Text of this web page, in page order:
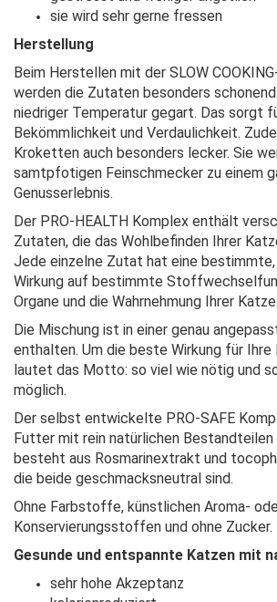
sie wird sehr gerne fressen
Herstellung
Beim Herstellen mit der SLOW
werden die Zutaten besonders
niedriger Temperatur gegart. Das sorgt
Bekömmlichkeit und Verdaulichkeit.
Kroketten auch besonders lecker. Sie
samtpfotigen Feinschmecker zu einem
Genusserlebnis.
Der PRO-HEALTH Komplex enthält
Zutaten, die das Wohlbefinden Ihrer
Jede einzelne Zutat hat eine
Wirkung auf bestimmte
Organe und die Wahrnehmung Ihrer Katze.
Die Mischung ist in einer genau
enthalten. Um die beste Wirkung für Ihre
lautet das Motto: so viel wie nötig und
möglich.
Der selbst entwickelte PRO-SAFE
Futter mit rein natürlichen Bestandteilen
besteht aus Rosmarinextrakt und
die beide geschmacksneutral sind.
Ohne Farbstoffe, künstlichen Aroma-
Konservierungsstoffen und ohne Zucker.
Gesunde und entspannte Katzen mit
sehr hohe Akzeptanz